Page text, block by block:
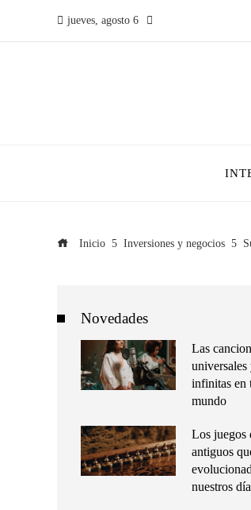
jueves, agosto 6
Inicio Inversiones y negocios
Novedades
Las
universales
infinitas en
mundo
Los juegos
antiguos
nuestros